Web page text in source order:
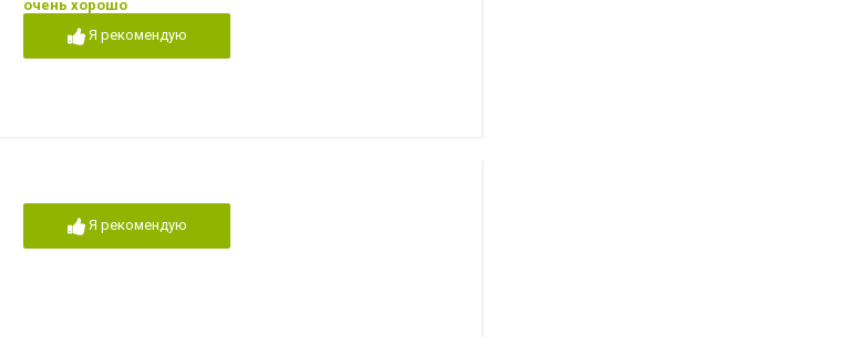
очень хорошо
Я рекомендую
Я рекомендую